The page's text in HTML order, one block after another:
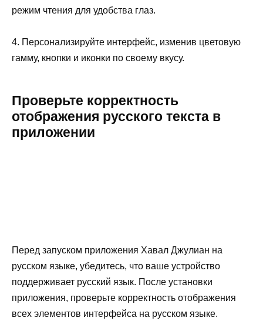
режим чтения для удобства глаз.
4. Персонализируйте интерфейс, изменив цветовую
гамму, кнопки и иконки по своему вкусу.
Проверьте корректность
отображения русского текста в
приложении
Перед запуском приложения Хавал Джулиан на
русском языке, убедитесь, что ваше устройство
поддерживает русский язык. После установки
приложения, проверьте корректность отображения
всех элементов интерфейса на русском языке.